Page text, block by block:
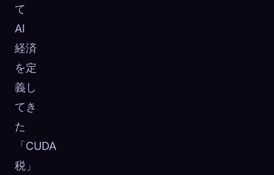
て
AI
経済
を定
義し
てき
た
「CUDA
税」